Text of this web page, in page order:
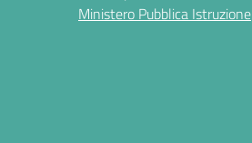
Ministero Pubblica Istruzione